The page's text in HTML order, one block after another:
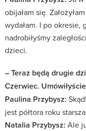
obijałam się.
wydałam. I po okresie,
nadrobiłyśmy
dzieci.
– Teraz będą drugie
Czerwiec.
Paulina Przybysz:
jest półtora roku
Natalia Przybysz: Ale